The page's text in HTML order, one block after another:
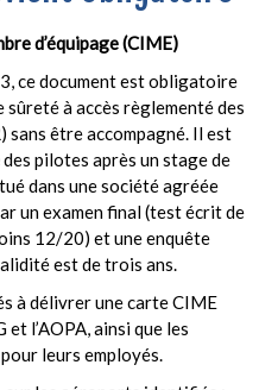
d’équipage (CIME)
ce document est obligatoire
à accès règlementé des
sans être accompagné. Il est
des pilotes après un stage de
dans une société agréée
un examen final (test écrit de
12/20) et une enquête
est de trois ans.
à délivrer une carte CIME
et l’AOPA, ainsi que les
leurs employés.